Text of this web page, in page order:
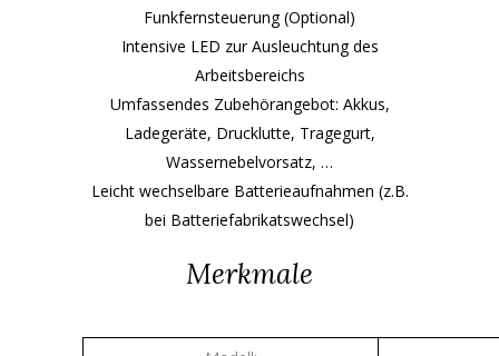
Funkfernsteuerung (Optional)
Intensive LED zur Ausleuchtung des
Arbeitsbereichs
Umfassendes Zubehörangebot: Akkus,
Ladegeräte, Drucklutte, Tragegurt,
Wassernebelvorsatz, …
Leicht wechselbare Batterieaufnahmen (z.B.
bei Batteriefabrikatswechsel)
Merkmale